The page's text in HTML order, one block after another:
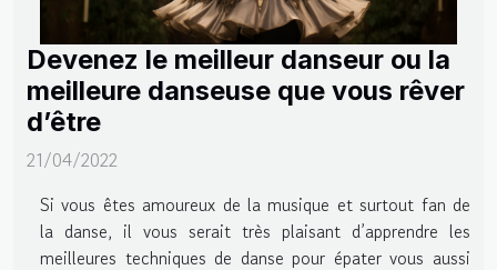
Devenez le meilleur danseur ou la
meilleure danseuse que vous rêver
d’être
21/04/2022
Si vous êtes amoureux de la musique et surtout fan de
la danse, il vous serait très plaisant d’apprendre les
meilleures techniques de danse pour épater vous aussi